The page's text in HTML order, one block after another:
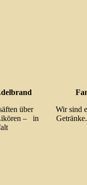
über
– in
Wir sind